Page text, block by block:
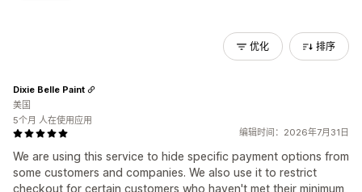
优化 排序
编辑时间：2026年7月31日
We are using this service to hide specific payment options from
some customers and companies. We also use it to restrict
checkout for certain customers who haven't met their minimum
Dixie Belle Paint
美国
5个月 人在使用应用